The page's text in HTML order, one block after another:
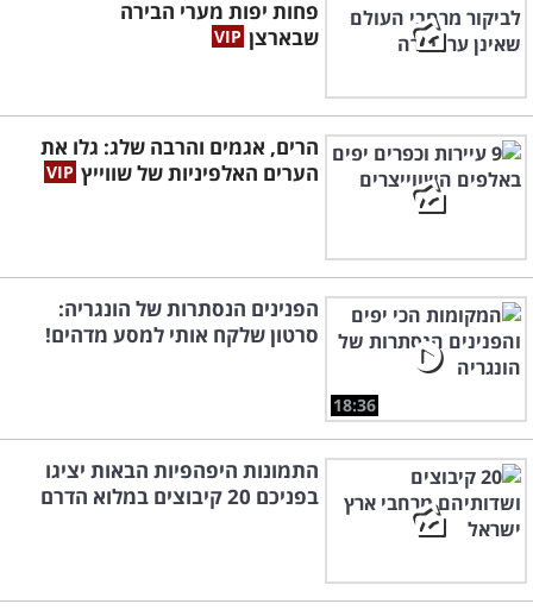
פחות יפות מערי הבירה
שבארצן
הרים, אגמים והרבה שלג: גלו את
הערים האלפיניות של שווייץ
18:36
הפנינים הנסתרות של הונגריה:
סרטון שלקח אותי למסע מדהים!
התמונות היפהפיות הבאות יציגו
בפניכם 20 קיבוצים במלוא הדרם